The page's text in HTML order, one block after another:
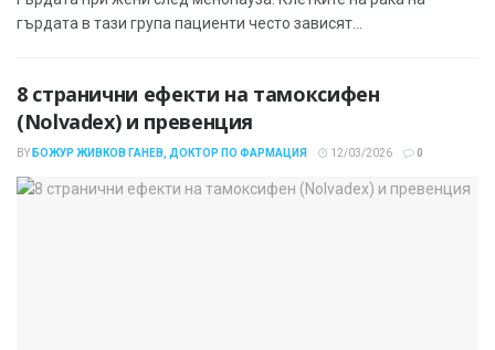
гърдата в тази група пациенти често зависят...
8 странични ефекти на тамоксифен
(Nolvadex) и превенция
BY БОЖУР ЖИВКОВ ГАНЕВ, ДОКТОР ПО ФАРМАЦИЯ 12/03/2026 0